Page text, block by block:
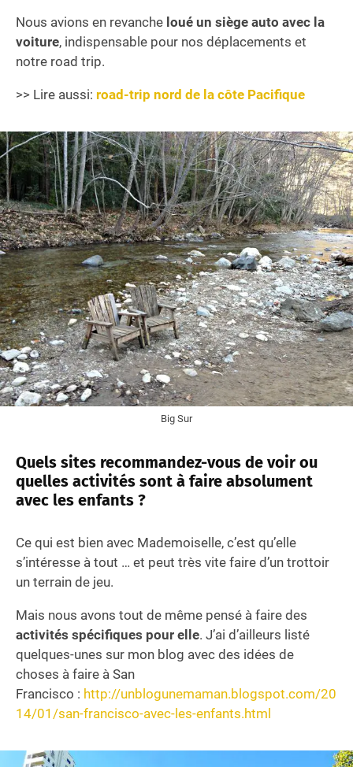
Nous avions en revanche loué un siège auto avec la
voiture, indispensable pour nos déplacements et
notre road trip.
>> Lire aussi: road-trip nord de la côte Pacifique
Big Sur
Quels sites recommandez-vous de voir ou
quelles activités sont à faire absolument
avec les enfants ?
Ce qui est bien avec Mademoiselle, c’est qu’elle
s’intéresse à tout … et peut très vite faire d’un trottoir
un terrain de jeu.
Mais nous avons tout de même pensé à faire des
activités spécifiques pour elle. J’ai d’ailleurs listé
quelques-unes sur mon blog avec des idées de
choses à faire à San
Francisco : http://unblogunemaman.blogspot.com/20
14/01/san-francisco-avec-les-enfants.html